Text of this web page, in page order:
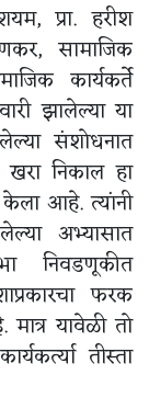
प्रा. हरीश
सामाजिक
कार्यकर्ते
झालेल्या या
संशोधनात
निकाल हा
आहे. त्यांनी
अभ्यासात
निवडणूकीत
फरक
यावेळी तो
तीस्ता